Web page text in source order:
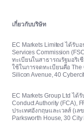
เกี่ยวกับบริษัท
EC Markets Limited ได้รั
Services Commission
ทะเบียนในสาธารณรัฐมอริเ
ใช้ในการจดทะเบียนคือ The
Silicon Avenue, 40
EC Markets Group Ltd ไ
Conduct Authority (FCA),
ประเทศอังกฤษและเวลส์ (เ
Parksworth House, 30